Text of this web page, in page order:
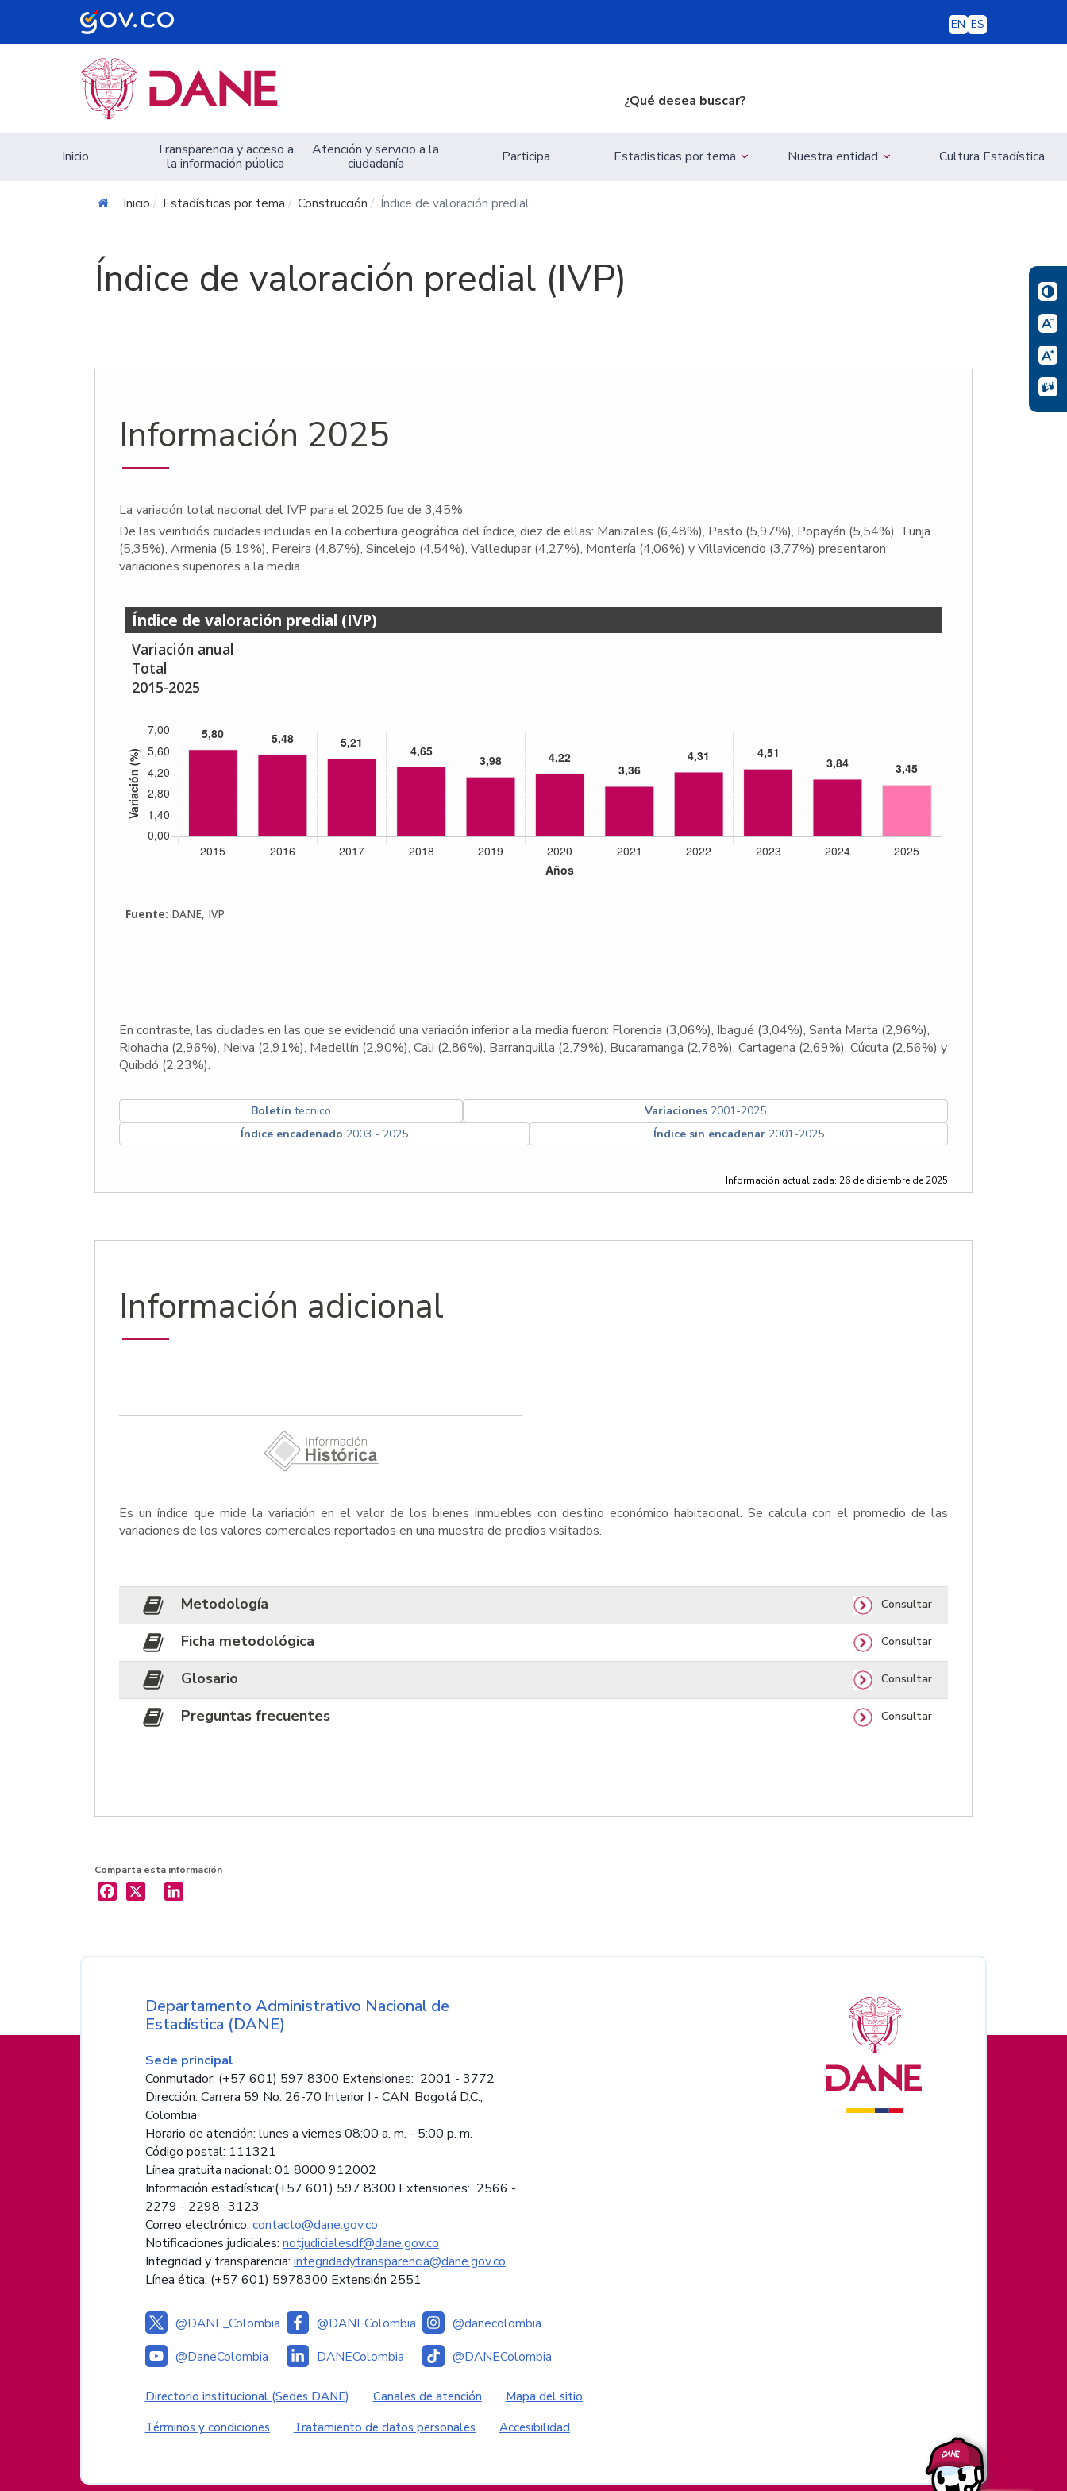
EN ES
¿Qué desea buscar?
Inicio
Transparencia y acceso a
la información pública
Atención y servicio a la
ciudadanía
Participa Estadisticas por tema Nuestra entidad Cultura Estadística
Inicio Estadísticas por tema Construcción Índice de valoración predial
Índice de valoración predial (IVP)
Información 2025
La variación total nacional del IVP para el 2025 fue de 3,45%.
De las veintidós ciudades incluidas en la cobertura geográfica del índice, diez de ellas: Manizales (6,48%), Pasto (5,97%), Popayán (5,54%), Tunja
(5,35%), Armenia (5,19%), Pereira (4,87%), Sincelejo (4,54%), Valledupar (4,27%), Montería (4,06%) y Villavicencio (3,77%) presentaron
variaciones superiores a la media.
En contraste, las ciudades en las que se evidenció una variación inferior a la media fueron: Florencia (3,06%), Ibagué (3,04%), Santa Marta (2,96%),
Riohacha (2,96%), Neiva (2,91%), Medellín (2,90%), Cali (2,86%), Barranquilla (2,79%), Bucaramanga (2,78%), Cartagena (2,69%), Cúcuta (2,56%) y
Quibdó (2,23%).
Boletín técnico Variaciones 2001-2025
Índice encadenado 2003 - 2025 Índice sin encadenar 2001-2025
Información actualizada: 26 de diciembre de 2025
Información adicional
Es un índice que mide la variación en el valor de los bienes inmuebles con destino económico habitacional. Se calcula con el promedio de las
variaciones de los valores comerciales reportados en una muestra de predios visitados.
Metodología Consultar
Ficha metodológica Consultar
Glosario Consultar
Preguntas frecuentes Consultar
Comparta esta información
X LinkedIn
Información de pie de página
Nombre de la entidad
Departamento Administrativo Nacional de
Estadística (DANE)
Sede principal
Conmutador: (+57 601) 597 8300 Extensiones: 2001 - 3772
Dirección: Carrera 59 No. 26-70 Interior I - CAN, Bogotá D.C.,
Colombia
Horario de atención: lunes a viernes 08:00 a. m. - 5:00 p. m.
Código postal: 111321
Línea gratuita nacional: 01 8000 912002
Información estadística:(+57 601) 597 8300 Extensiones: 2566 -
2279 - 2298 -3123
Correo electrónico: contacto@dane.gov.co
Notificaciones judiciales: notjudicialesdf@dane.gov.co
Integridad y transparencia: integridadytransparencia@dane.gov.co
Línea ética: (+57 601) 5978300 Extensión 2551
@DANE_Colombia @DANEColombia
@danecolombia
@DaneColombia
DANEColombia @DANEColombia
Enlaces institucionales
Directorio institucional (Sedes DANE) Canales de atención Mapa del sitio
Enlaces del sitio
Términos y condiciones Tratamiento de datos personales Accesibilidad